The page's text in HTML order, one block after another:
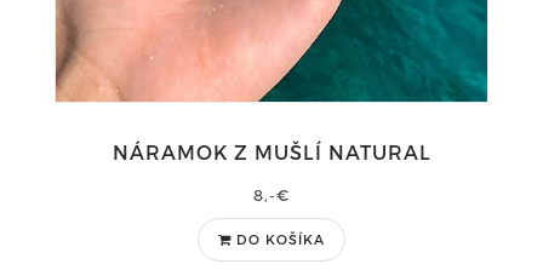
NÁRAMOK Z MUŠLÍ NATURAL
8,-€
DO KOŠÍKA